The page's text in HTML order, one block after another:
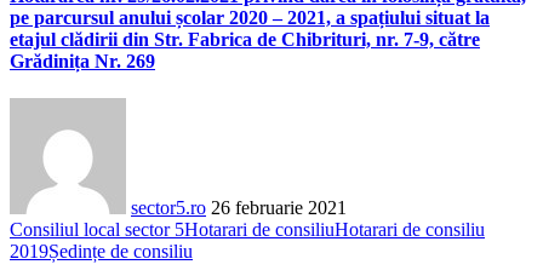
pe parcursul anului școlar 2020 – 2021, a spațiului situat la
etajul clădirii din Str. Fabrica de Chibrituri, nr. 7-9, către
Grădinița Nr. 269
sector5.ro 26 februarie 2021
Consiliul local sector 5Hotarari de consiliuHotarari de consiliu
2019Ședințe de consiliu